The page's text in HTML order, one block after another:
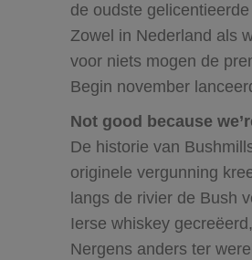
de oudste
Zowel in Nederland als
voor niets mogen de
Begin november
Not good because
De historie van
originele vergunning
langs de rivier de Bush
Ierse whiskey
Nergens anders ter